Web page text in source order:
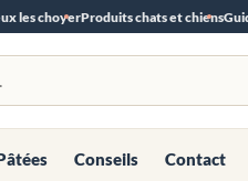
les choyerProduits chats et chiens
Conseils Contact